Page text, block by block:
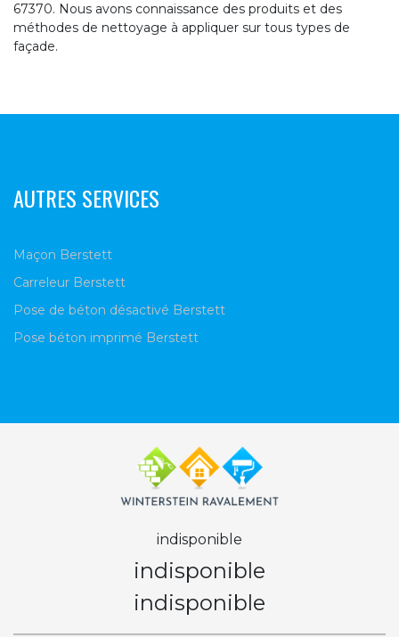
67370. Nous avons connaissance des produits et des
méthodes de nettoyage à appliquer sur tous types de
façade.
AUTRES SERVICES
Maçon Berstett
Carreleur Berstett
Pose de béton désactivé Berstett
Pose béton imprimé Berstett
indisponible
indisponible
indisponible